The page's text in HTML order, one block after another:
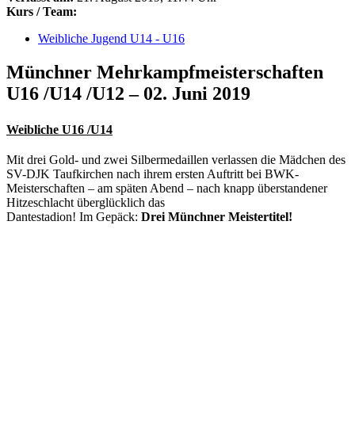
Kurs / Team:
Weibliche Jugend U14 - U16
Münchner Mehrkampfmeisterschaften
U16 /U14 /U12 – 02. Juni 2019
Weibliche U16 /U14
Mit drei Gold- und zwei Silbermedaillen verlassen die Mädchen des
SV-DJK Taufkirchen nach ihrem ersten Auftritt bei BWK-
Meisterschaften – am späten Abend – nach knapp überstandener
Hitzeschlacht überglücklich das
Dantestadion! Im Gepäck: Drei Münchner Meistertitel!